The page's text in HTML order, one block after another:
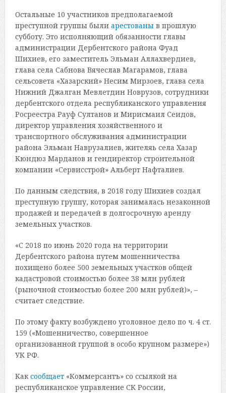
Остальные 10 участников предполагаемой
преступной группы были арестованыв прошлую
субботу. Это исполняющий обязанности главы
администрации Дербентского района Фуад
Шихиев, его заместитель Эльман Аллахвердиев,
глава села Сабнова Вячеслав Магарамов, глава
сельсовета «Хазарский» Несим Мирзоев, глава села
Нижний Джалган Мевлетдин Новрузов, сотрудники
дербентского отдела республиканского управления
Росреестра Рауф Султанов и Мирисмаил Сеидов,
директор управления хозяйственного и
транспортного обслуживания администрации
района Эльман Наврузалиев, жителяь села Хазар
Кюндюз Марданов и гендиректор строительной
компании «Сервисстрой» Альберт Нафталиев.
По данным следствия, в 2018 году Шихиев создал
преступную группу, которая занималась незаконной
продажей и передачей в долгосрочную аренду
земельных участков.
«С 2018 по июнь 2020 года на территории
Дербентского района путем мошенничества
похищено более 500 земельных участков общей
кадастровой стоимостью более 38 млн рублей
(рыночной стоимостью более 200 млн рублей)», –
считает следствие.
По этому факту возбуждено уголовное дело по ч. 4 ст.
159 («Мошенничество, совершенное
организованной группой в особо крупном размере»)
УК РФ.
Каксообщает«Коммерсантъ» со ссылкой на
республиканское управление СК России,